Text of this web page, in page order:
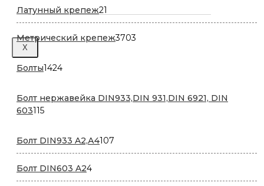
X
Латунный крепеж21
товар
Метрический крепеж3703
Болты14241424
Болт нержавейка DIN933,DIN 931,DIN 6921, DIN
603115115
Болт DIN933 A2,А4107
товаров
Болт DIN603 A244
товара